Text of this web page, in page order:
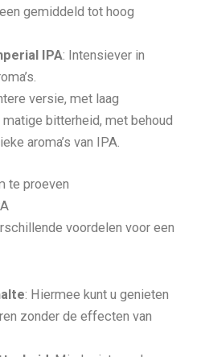
gemiddeld tot hoog
IPA: Intensiever in
versie, met laag
bitterheid, met behoud
aroma’s van IPA.
te proeven
voordelen voor een
: Hiermee kunt u genieten
zonder de effecten van